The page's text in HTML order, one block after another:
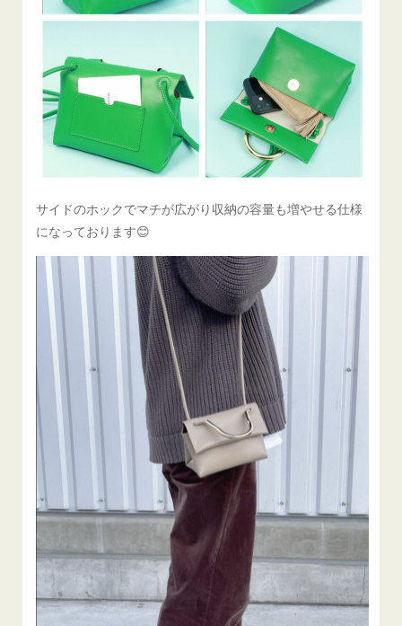
サイドのホックでマチが広がり収納の容量も増やせる仕様
になっております😊